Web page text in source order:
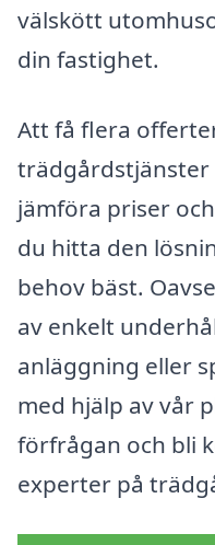
välskött
din fastighet.
Att få flera
jämföra priser
du hitta den
behov bäst.
av enkelt
anläggning eller
med hjälp av vår
förfrågan och bli
experter på